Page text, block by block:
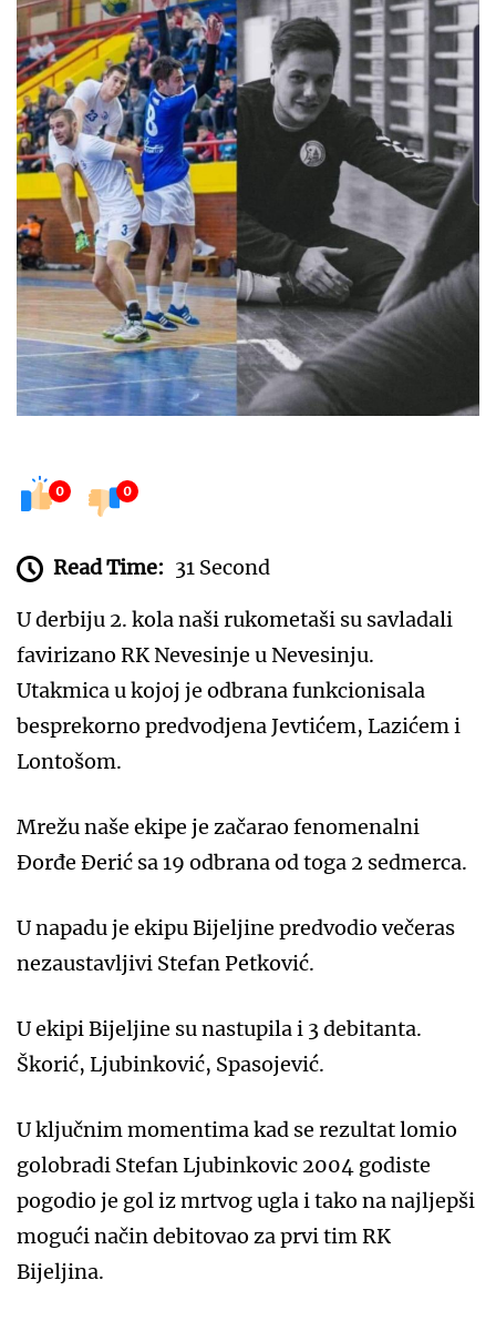
0 0
Read Time: 31 Second
U derbiju 2. kola naši rukometaši su savladali
favirizano RK Nevesinje u Nevesinju.
Utakmica u kojoj je odbrana funkcionisala
besprekorno predvodjena Jevtićem, Lazićem i
Lontošom.
Mrežu naše ekipe je začarao fenomenalni
Đorđe Đerić sa 19 odbrana od toga 2 sedmerca.
U napadu je ekipu Bijeljine predvodio večeras
nezaustavljivi Stefan Petković.
U ekipi Bijeljine su nastupila i 3 debitanta.
Škorić, Ljubinković, Spasojević.
U ključnim momentima kad se rezultat lomio
golobradi Stefan Ljubinkovic 2004 godiste
pogodio je gol iz mrtvog ugla i tako na najljepši
mogući način debitovao za prvi tim RK
Bijeljina.